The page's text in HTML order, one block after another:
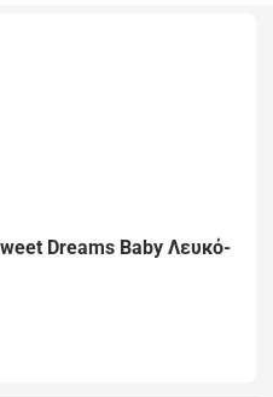
Dreams Baby Λευκό-